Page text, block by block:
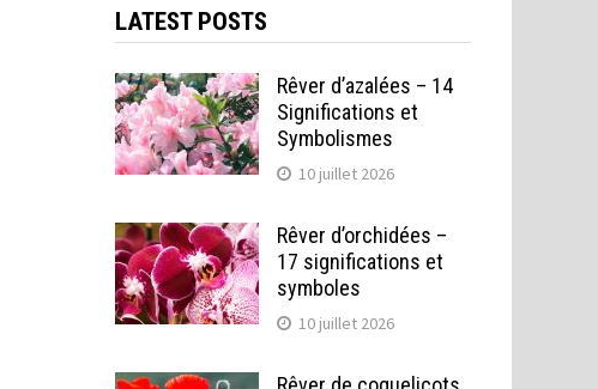
LATEST POSTS
Rêver d’azalées – 14
Significations et
Symbolismes
10 juillet 2026
Rêver d’orchidées –
17 significations et
symboles
10 juillet 2026